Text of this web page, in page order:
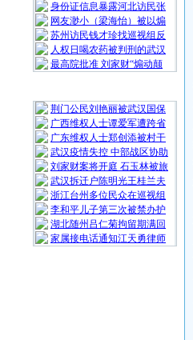
身份证信息暴露河北访民张
网友渺小（梁海怡）被以煽
苏州访民钱才珍找巡视组反
人权日喝农药被判刑的武汉
最高院批准 刘家财“煽动颠
荆门公民刘艳丽被武汉国保
广西维权人士谭爱军遭跨省
广东维权人士郑创添被村干
武汉疫情失控 中部战区协助
刘家财案将开庭 石玉林被旅
武汉拆迁户陈明光王桂兰夫
浙江台州多位民众在巡视组
李和平儿子第三次被禁办护
湖北随州吕仁菊拘留期满回
家属接电话通知江天勇律师